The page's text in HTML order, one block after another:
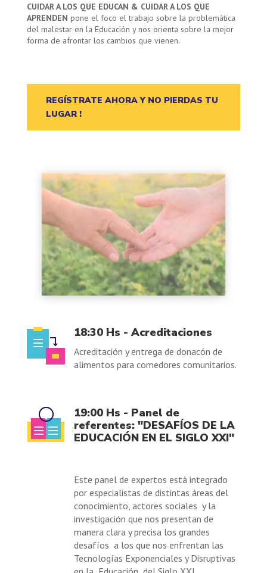
CUIDAR A LOS QUE EDUCAN & CUIDAR A LOS QUE
APRENDEN pone el foco el trabajo sobre la problemàtica
del malestar en la Educación y nos orienta sobre la mejor
forma de afrontar los cambios que vienen.
REGÍSTRATE AHORA Y NO PIERDAS TU
LUGAR !
18:30 Hs - Acreditaciones
Acreditación y entrega de donacón de
alimentos para comedores comunitarios.
19:00 Hs - Panel de
referentes: "DESAFÍOS DE LA
EDUCACIÓN EN EL SIGLO XXI"
Este panel de expertos está integrado
por especialistas de distintas áreas del
conocimiento, actores sociales y la
investigación que nos presentan de
manera clara y precisa los grandes
desafíos a los que nos enfrentan las
Tecnologías Exponenciales y Disruptivas